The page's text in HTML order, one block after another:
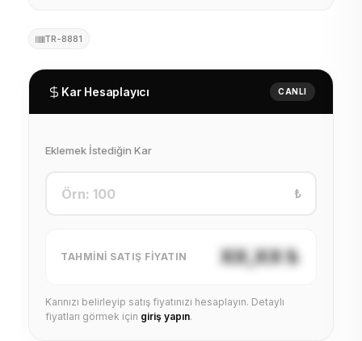
TR-8881
Kar Hesaplayıcı CANLI
Eklemek İstediğin Kar
₺
TAHMINI SATIŞ FIYATIN XX,XX ₺
Karınızı belirleyip satış fiyatınızı hesaplayın. Detaylı
fiyatları görmek için giriş yapın.